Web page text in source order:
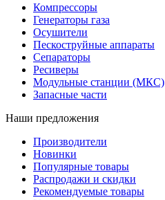
Компрессоры
Генераторы газа
Осушители
Пескоструйные аппараты
Сепараторы
Ресиверы
Модульные станции (МКС)
Запасные части
Наши предложения
Производители
Новинки
Популярные товары
Распродажи и скидки
Рекомендуемые товары